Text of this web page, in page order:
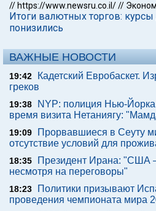
// https://www.newsru.co.il///
Итоги валютных торгов:
понизились
ВАЖНЫЕ НОВОСТИ
19:42
Кадетский Евробаскет.
греков
19:38
NYP: полиция Нью-
время визита Нетаниягу:
19:09
Прорвавшиеся в Сеуту
отсутствие условий для
18:35
Президент Ирана: "США
несмотря на переговоры"
18:23
Политики призывают
проведения чемпионата мира